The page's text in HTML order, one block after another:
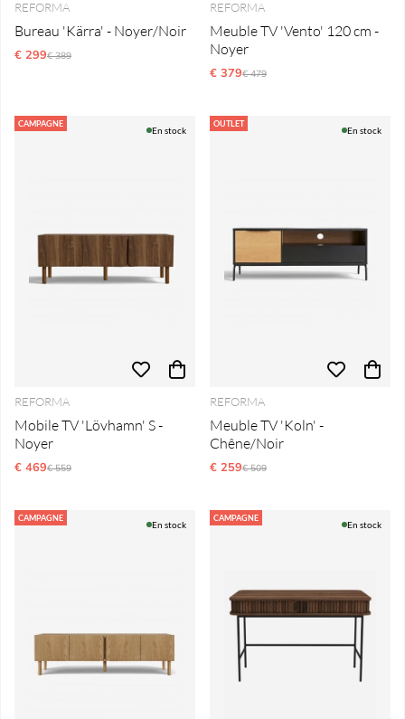
REFORMA
Bureau 'Kärra' - Noyer/Noir
€ 299Prix régulier:
€ 389
REFORMA
Meuble TV 'Vento' 120 cm -
Noyer
€ 379Prix régulier:
€ 479
CAMPAGNE
En stock
REFORMA
Mobile TV 'Lövhamn' S -
Noyer
€ 469Prix régulier:
€ 559
OUTLET
En stock
REFORMA
Meuble TV 'Koln' -
Chêne/Noir
€ 259Prix régulier:
€ 509
CAMPAGNE
En stock
CAMPAGNE
En stock